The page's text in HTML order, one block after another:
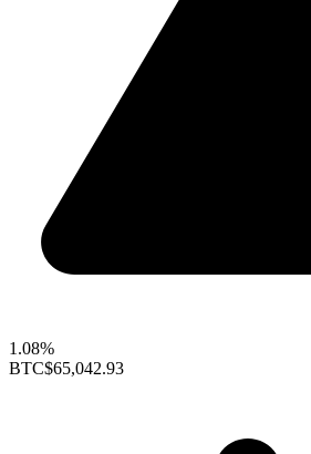
1.08%
BTC$65,042.93